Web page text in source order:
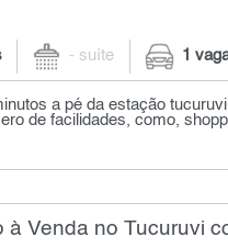
- suíte 1
a pé da estação
de facilidades, como,
à Venda no Tucuruvi